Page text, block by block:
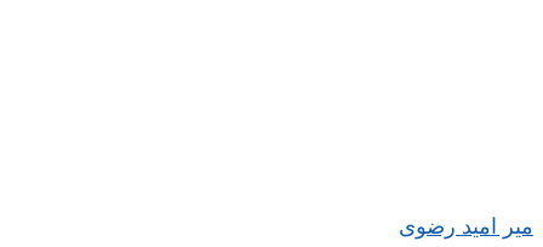
میر امید رضوی